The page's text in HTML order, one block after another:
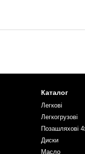
Каталог
Легкові
Легкогрузові
Позашляхові
Диски
Масло